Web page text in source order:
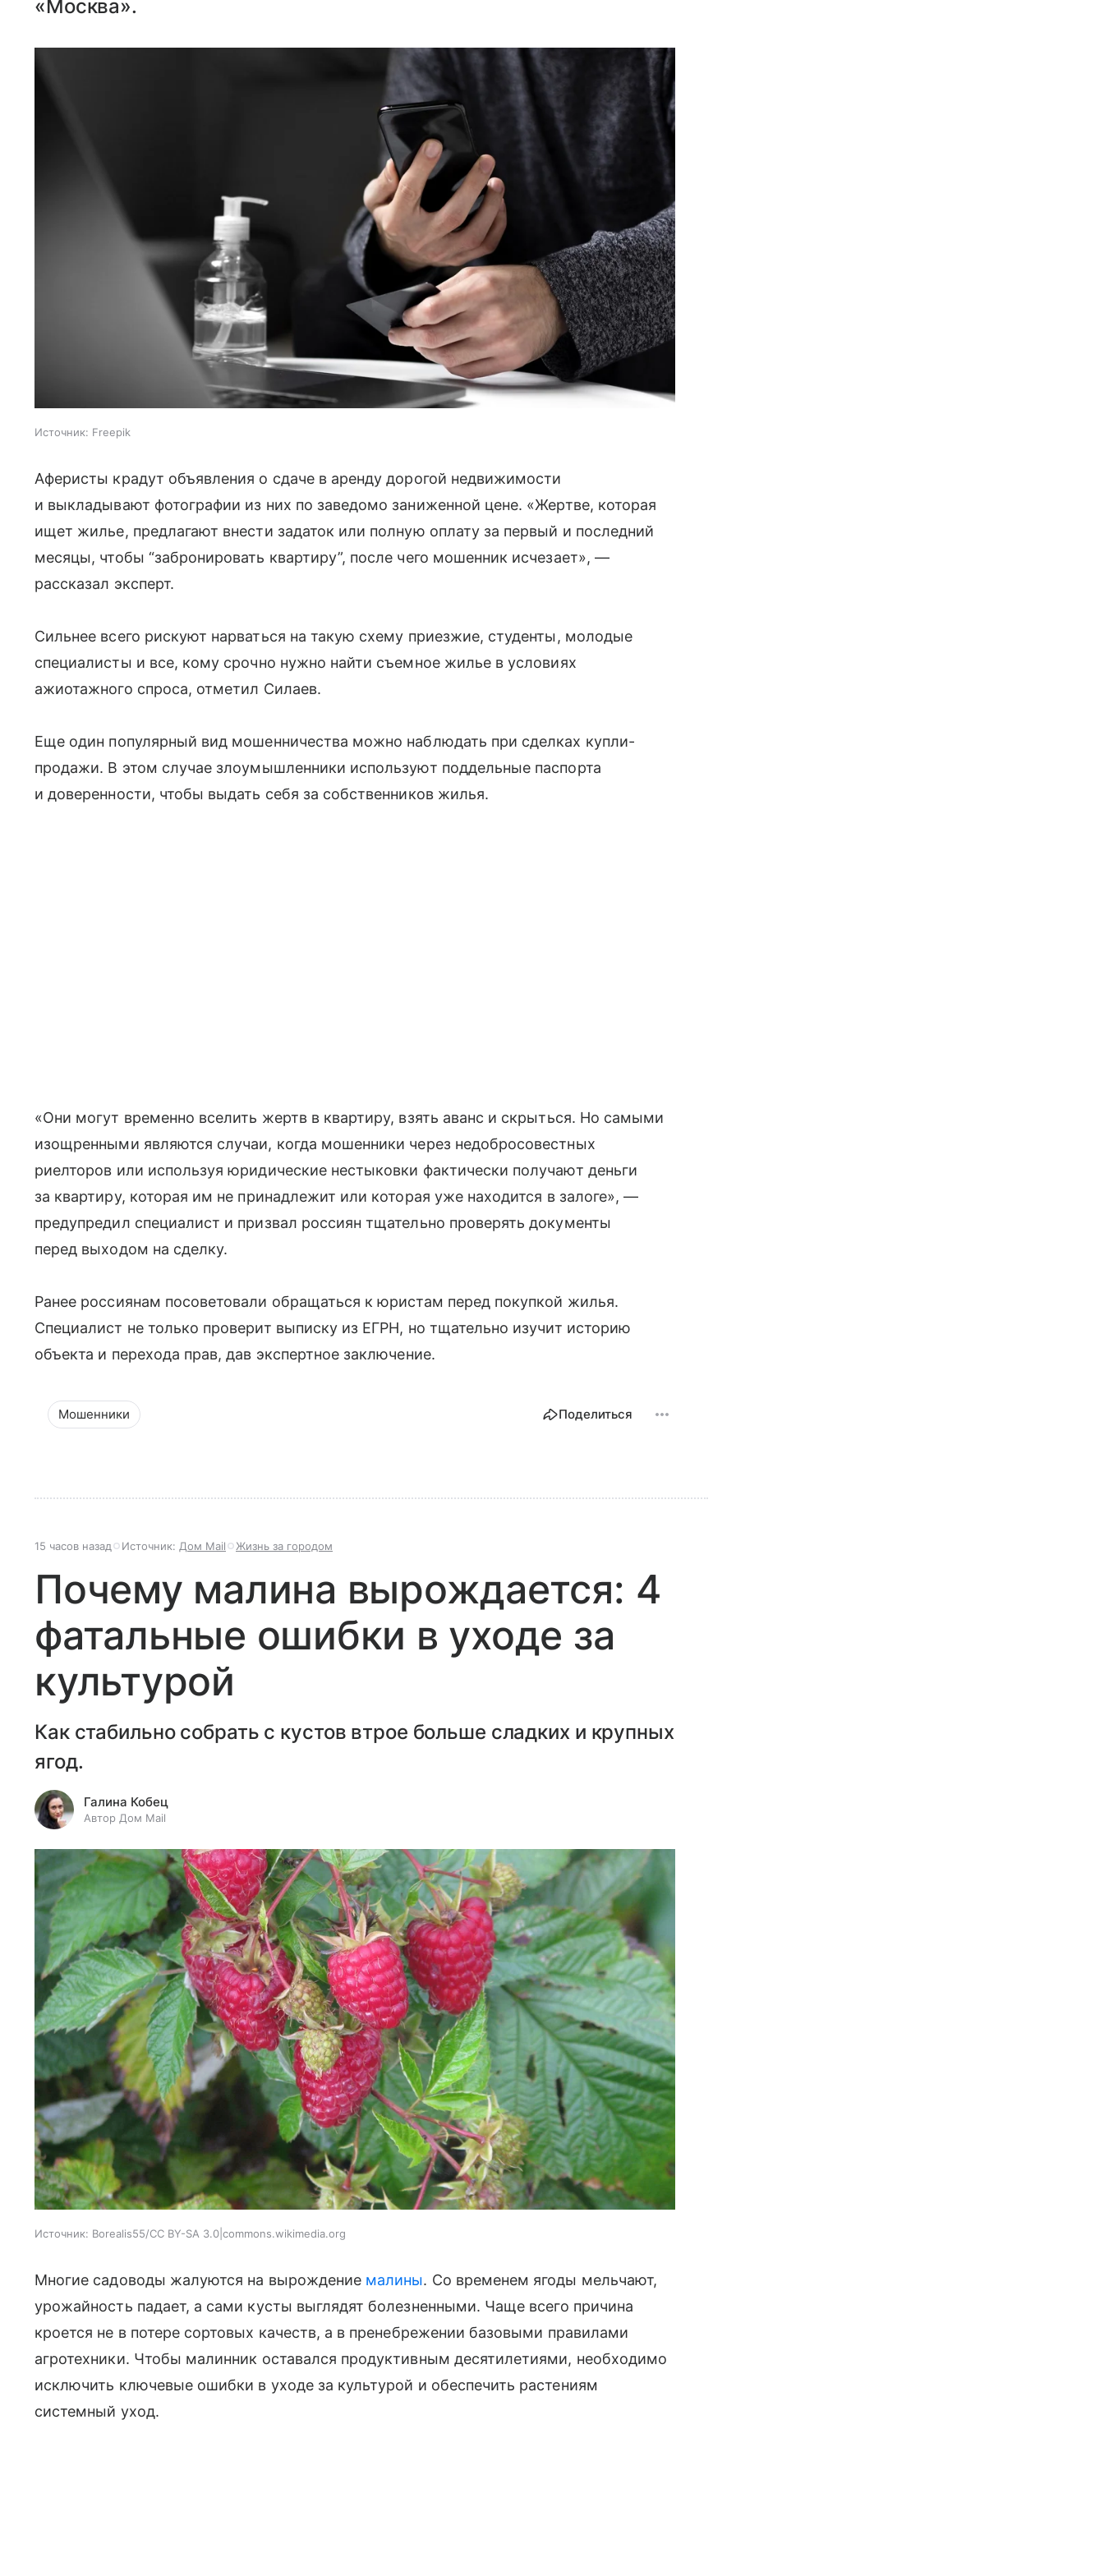
«Москва».
Источник: Freepik
Аферисты крадут объявления о сдаче в аренду дорогой недвижимости
и выкладывают фотографии из них по заведомо заниженной цене. «Жертве, которая
ищет жилье, предлагают внести задаток или полную оплату за первый и последний
месяцы, чтобы “забронировать квартиру”, после чего мошенник исчезает», —
рассказал эксперт.
Сильнее всего рискуют нарваться на такую схему приезжие, студенты, молодые
специалисты и все, кому срочно нужно найти съемное жилье в условиях
ажиотажного спроса, отметил Силаев.
Еще один популярный вид мошенничества можно наблюдать при сделках купли-
продажи. В этом случае злоумышленники используют поддельные паспорта
и доверенности, чтобы выдать себя за собственников жилья.
«Они могут временно вселить жертв в квартиру, взять аванс и скрыться. Но самыми
изощренными являются случаи, когда мошенники через недобросовестных
риелторов или используя юридические нестыковки фактически получают деньги
за квартиру, которая им не принадлежит или которая уже находится в залоге», —
предупредил специалист и призвал россиян тщательно проверять документы
перед выходом на сделку.
Ранее россиянам посоветовали обращаться к юристам перед покупкой жилья.
Специалист не только проверит выписку из ЕГРН, но тщательно изучит историю
объекта и перехода прав, дав экспертное заключение.
Мошенники Поделиться
15 часов назад Источник: Дом Mail Жизнь за городом
Почему малина вырождается: 4
фатальные ошибки в уходе за
культурой
Как стабильно собрать с кустов втрое больше сладких и крупных
ягод.
Галина Кобец
Автор Дом Mail
Источник: Borealis55/CC BY-SA 3.0|commons.wikimedia.org
Многие садоводы жалуются на вырождение малины. Со временем ягоды мельчают,
урожайность падает, а сами кусты выглядят болезненными. Чаще всего причина
кроется не в потере сортовых качеств, а в пренебрежении базовыми правилами
агротехники. Чтобы малинник оставался продуктивным десятилетиями, необходимо
исключить ключевые ошибки в уходе за культурой и обеспечить растениям
системный уход.